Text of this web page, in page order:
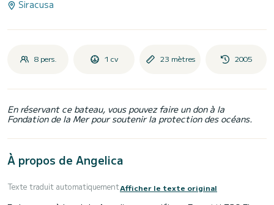
Siracusa
8 pers. 1 cv 23 mètres 2005
En réservant ce bateau, vous pouvez faire un don à la
Fondation de la Mer pour soutenir la protection des océans.
À propos de Angelica
Texte traduit automatiquementAfficher le texte original